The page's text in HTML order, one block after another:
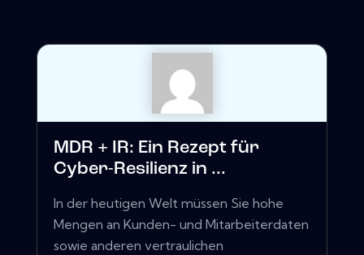
MDR + IR: Ein Rezept für
Cyber-Resilienz in ...
In der heutigen Welt müssen Sie hohe
Mengen an Kunden- und Mitarbeiterdaten
sowie anderen vertraulichen